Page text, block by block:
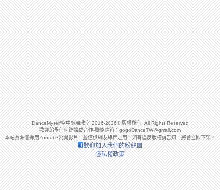
DanceMyself空中練舞教室 2016-2026© 版權所有. All Rights Reserved
歡迎給予任何建議或合作-聯絡信箱： gogoDanceTW@gmail.com
本站資源皆採用Youtube公開影片，並僅供網友練舞之用，如有違反版權請告知，將會立即下架。
歡迎加入我們的粉絲團
隱私權政策